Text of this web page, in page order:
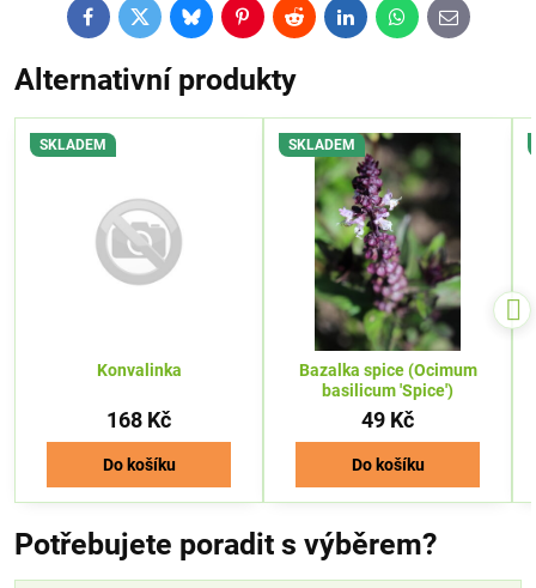
FacebookTwitterBlueskyPinterestRedditLinkedInWhatsApp
E-
mail
Alternativní produkty
SKLADEM
Konvalinka
168 Kč
Do košíku
SKLADEM
Bazalka spice (Ocimum
basilicum 'Spice')
49 Kč
Do košíku
Potřebujete poradit s výběrem?